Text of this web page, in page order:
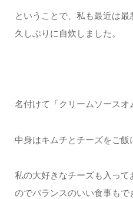
ということで、私も最近は
久しぶりに自炊しました。
名付けて「クリームソースオ
中身はキムチとチーズをご飯
私の大好きなチーズも入っ
のでバランスのいい食事もで